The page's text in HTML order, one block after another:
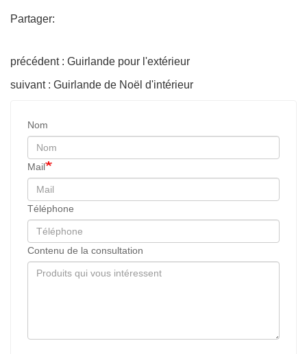
Partager:
précédent : Guirlande pour l'extérieur
suivant : Guirlande de Noël d'intérieur
Nom
Mail
Téléphone
Contenu de la consultation